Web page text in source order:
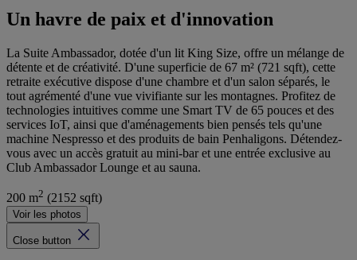
Un havre de paix et d'innovation
La Suite Ambassador, dotée d'un lit King Size, offre un mélange de
détente et de créativité. D'une superficie de 67 m² (721 sqft), cette
retraite exécutive dispose d'une chambre et d'un salon séparés, le
tout agrémenté d'une vue vivifiante sur les montagnes. Profitez de
technologies intuitives comme une Smart TV de 65 pouces et des
services IoT, ainsi que d'aménagements bien pensés tels qu'une
machine Nespresso et des produits de bain Penhaligons. Détendez-
vous avec un accès gratuit au mini-bar et une entrée exclusive au
Club Ambassador Lounge et au sauna.
200 m2 (2152 sqft)
Voir les photos
Close button